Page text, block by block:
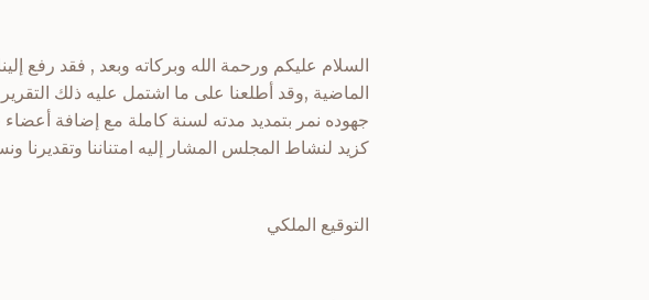
الماضية ,وقد أطلعنا على ما اشتمل عليه ذلك
جهوده نمر بتمديد مدته لسنة كاملة مع إضافة
كزيد لنشاط المجلس المشار إليه امتناننا وتقديرنا
التوقيع الملكي